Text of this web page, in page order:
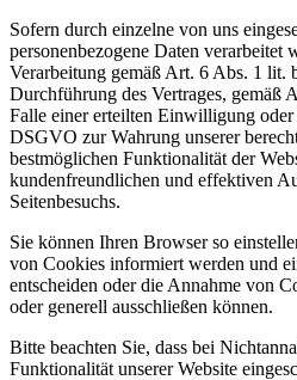
Sofern durch einzelne von uns
personenbezogene Daten verarbeitet
Verarbeitung gemäß Art. 6 Abs. 1 lit.
Durchführung des Vertrages,
Falle einer erteilten Einwilligung
DSGVO zur Wahrung unserer
bestmöglichen Funktionalität der
kundenfreundlichen und effektiven
Seitenbesuchs.
Sie können Ihren Browser so
von Cookies informiert werden und
entscheiden oder die Annahme von
oder generell ausschließen können.
Bitte beachten Sie, dass bei
Funktionalität unserer Website